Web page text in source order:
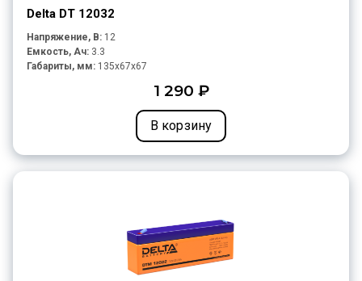
Delta DT 12032
Напряжение, В: 12
Емкость, Ач: 3.3
Габариты, мм: 135x67x67
1 290 ₽
В корзину